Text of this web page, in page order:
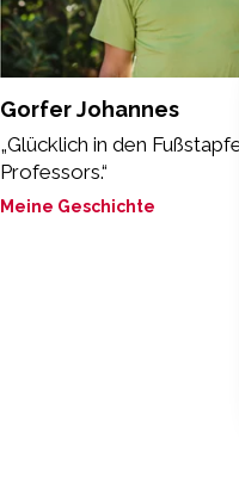
Gorfer Johannes
„Glücklich in den
Professors.“
Meine Geschichte